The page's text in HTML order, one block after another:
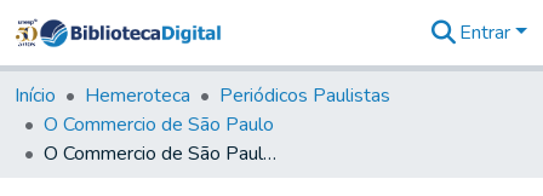
&
Coleções
Tudo na
Biblioteca
Entrar
Início Hemeroteca
Periódicos Paulistas
O Commercio de São Paulo
O Commercio de São Paulo, 1901, Ano IX, n. 2748